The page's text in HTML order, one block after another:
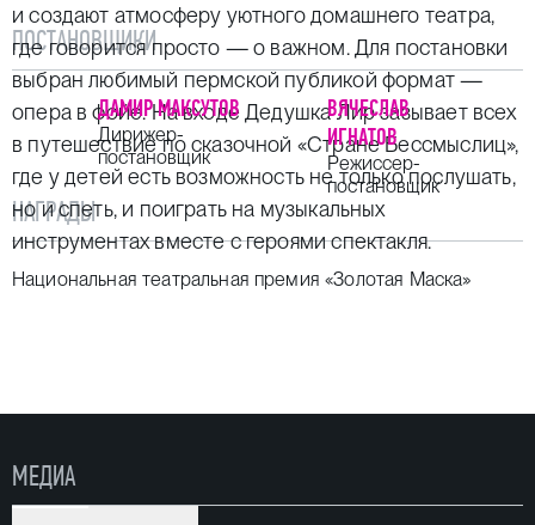
и создают атмосферу уютного домашнего театра,
где говорится просто — о важном. Для постановки
выбран любимый пермской публикой формат —
опера в фойе. На входе Дедушка Лир зазывает всех
в путешествие по сказочной «Стране Бессмыслиц»,
где у детей есть возможность не только послушать,
но и спеть, и поиграть на музыкальных
инструментах вместе с героями спектакля.
ПОСТАНОВЩИКИ
ДАМИР МАКСУТОВ
Дирижер-
постановщик
ВЯЧЕСЛАВ
ИГНАТОВ
Режиссер-
постановщик
НАГРАДЫ
Национальная театральная премия «Золотая Маска»
МЕДИА